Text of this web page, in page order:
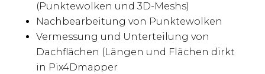
(Punktewolken und 3D-Meshs)
Nachbearbeitung von Punktewolken
Vermessung und Unterteilung von
Dachflächen (Längen und Flächen dirkt
in Pix4Dmapper